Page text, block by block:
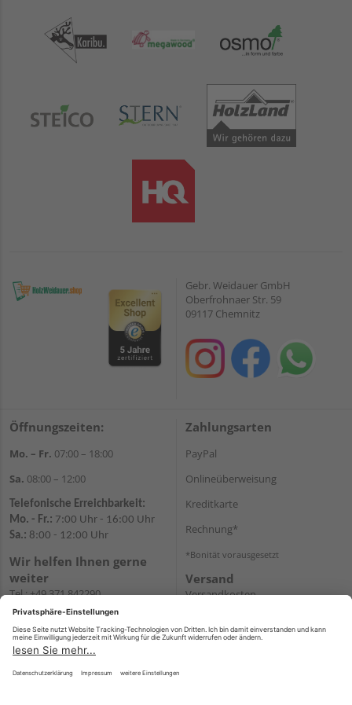
Gebr. Weidauer GmbH
Oberfrohnaer Str. 59
09117 Chemnitz
Öffnungszeiten:
Mo. – Fr. 07:00 – 18:00
Sa. 08:00 – 12:00
Telefonische Erreichbarkeit:
Mo. - Fr.: 7:00 Uhr - 16:00 Uhr
Sa.: 8:00 - 12:00 Uhr
Wir helfen Ihnen gerne
weiter
Tel.:+49 371 842290
E-
WhatsApp
Zahlungsarten
PayPal
Onlineüberweisung
Kreditkarte
Rechnung*
*Bonität vorausgesetzt
Versand
Versandkosten